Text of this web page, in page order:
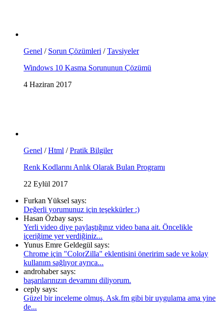
Genel / Sorun Çözümleri /Tavsiyeler
Windows 10 Kasma Sorununun Çözümü
4 Haziran 2017
Genel /Html /Pratik Bilgiler
Renk Kodlarını Anlık Olarak Bulan Programı
22 Eylül 2017
Furkan Yüksel says:
Değerli yorumunuz için teşekkürler :)
Hasan Özbay says:
Yerli video diye paylaştığınız video bana ait. Öncelikle
içeriğime yer verdiğiniz...
Yunus Emre Geldegül says:
Chrome için "ColorZilla" eklentisini öneririm sade ve kolay
kullanım sağlıyor ayrıca...
androhaber says:
başarılarınızın devamını diliyorum.
ceply says:
Güzel bir inceleme olmuş. Ask.fm gibi bir uygulama ama yine
de...